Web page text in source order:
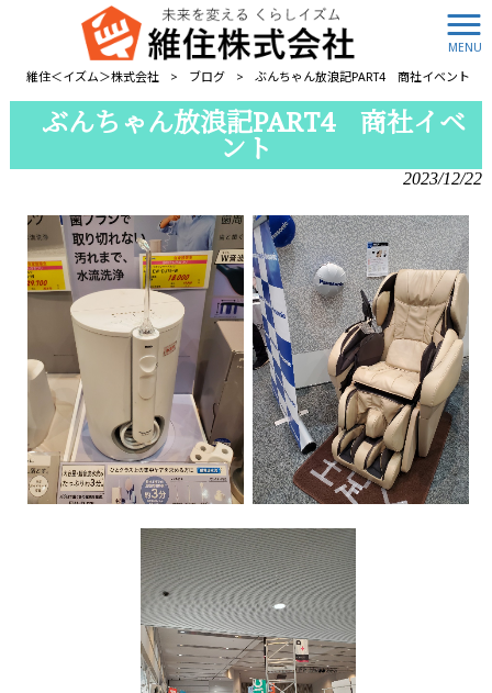
MENU
維住＜イズム＞株式会社 > ブログ > ぶんちゃん放浪記PART4 商社イベント
ぶんちゃん放浪記PART4 商社イベ
ント
2023/12/22